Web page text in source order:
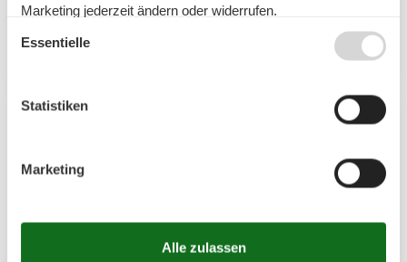
Alle
Artikel
Geografien
Geltinger Bucht
Marketing jederzeit ändern oder widerrufen.
Siehe auch unsere
Essentielle
Statistiken
Marketing